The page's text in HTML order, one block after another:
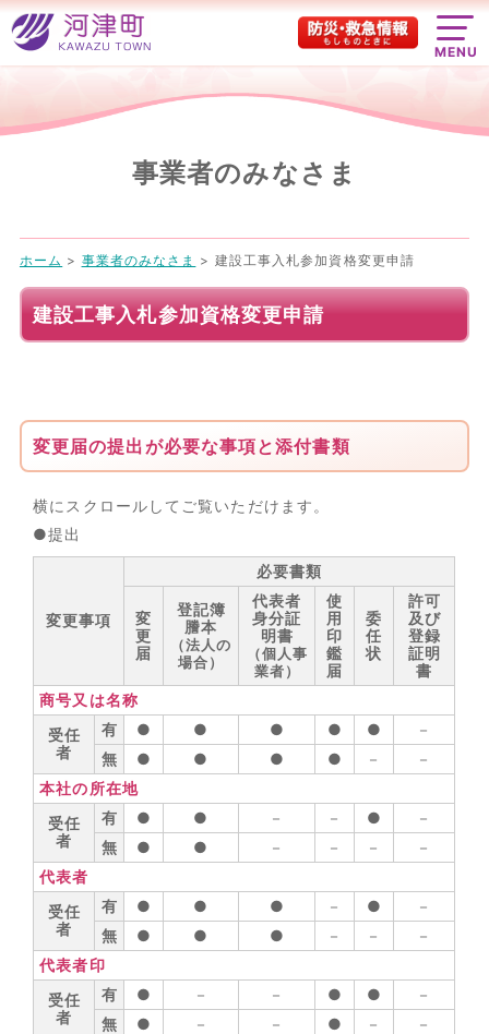
MENU
事業者のみなさま
ホーム > 事業者のみなさま > 建設工事入札参加資格変更申請
建設工事入札参加資格変更申請
変更届の提出が必要な事項と添付書類
横にスクロールしてご覧いただけます。
●提出
変更事項
必要書類
変
更
届
登記簿
謄本
（法人の
場合）
代表者
身分証
明書
（個人事
業者）
使
用
印
鑑
届
委
任
状
許可
及び
登録
証明
書
商号又は名称
受任
者
有 ● ● ● ● ●
－
無
● ● ● ● －
－
本社の所在地
受任
者
有 ● ● － － ●
－
無
● ● － － －
－
代表者
受任
者
有 ● ● ● － ●
－
無
● ● ● － －
－
代表者印
受任
者
有 ● － － ● ●
－
無
● － － ● －
－